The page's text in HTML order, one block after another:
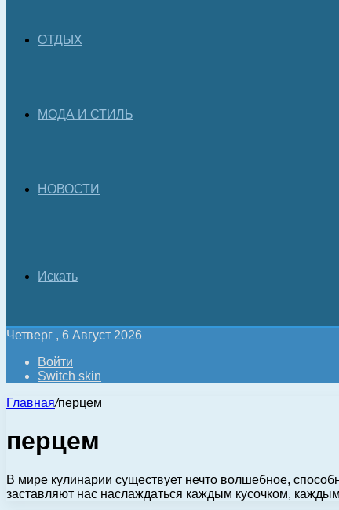
ОТДЫХ
МОДА И СТИЛЬ
НОВОСТИ
Искать
Четверг , 6 Август 2026
Войти
Switch skin
Главная/перцем
перцем
В мире кулинарии существует нечто волшебное,
заставляют нас наслаждаться каждым кусочком,